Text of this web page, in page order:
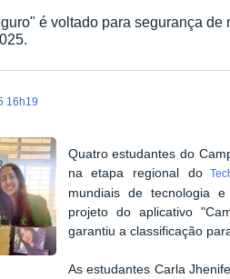
é voltado para segurança
16h19
Quatro estudantes do
na etapa regional do
mundiais de tecnologia
projeto do aplicativo
garantiu a classificação
As estudantes Carla